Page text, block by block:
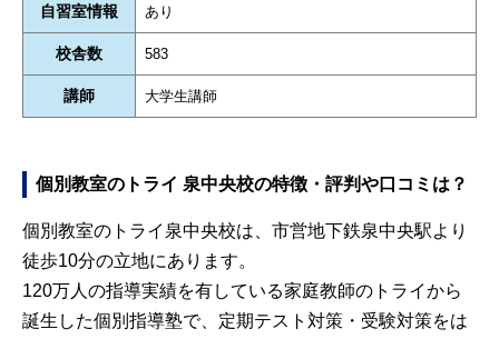
自習室情報 あり
校舎数 583
講師 大学生講師
個別教室のトライ 泉中央校の特徴・評判や口コミは？
個別教室のトライ泉中央校は、市営地下鉄泉中央駅より
徒歩10分の立地にあります。
120万人の指導実績を有している家庭教師のトライから
誕生した個別指導塾で、定期テスト対策・受験対策をは